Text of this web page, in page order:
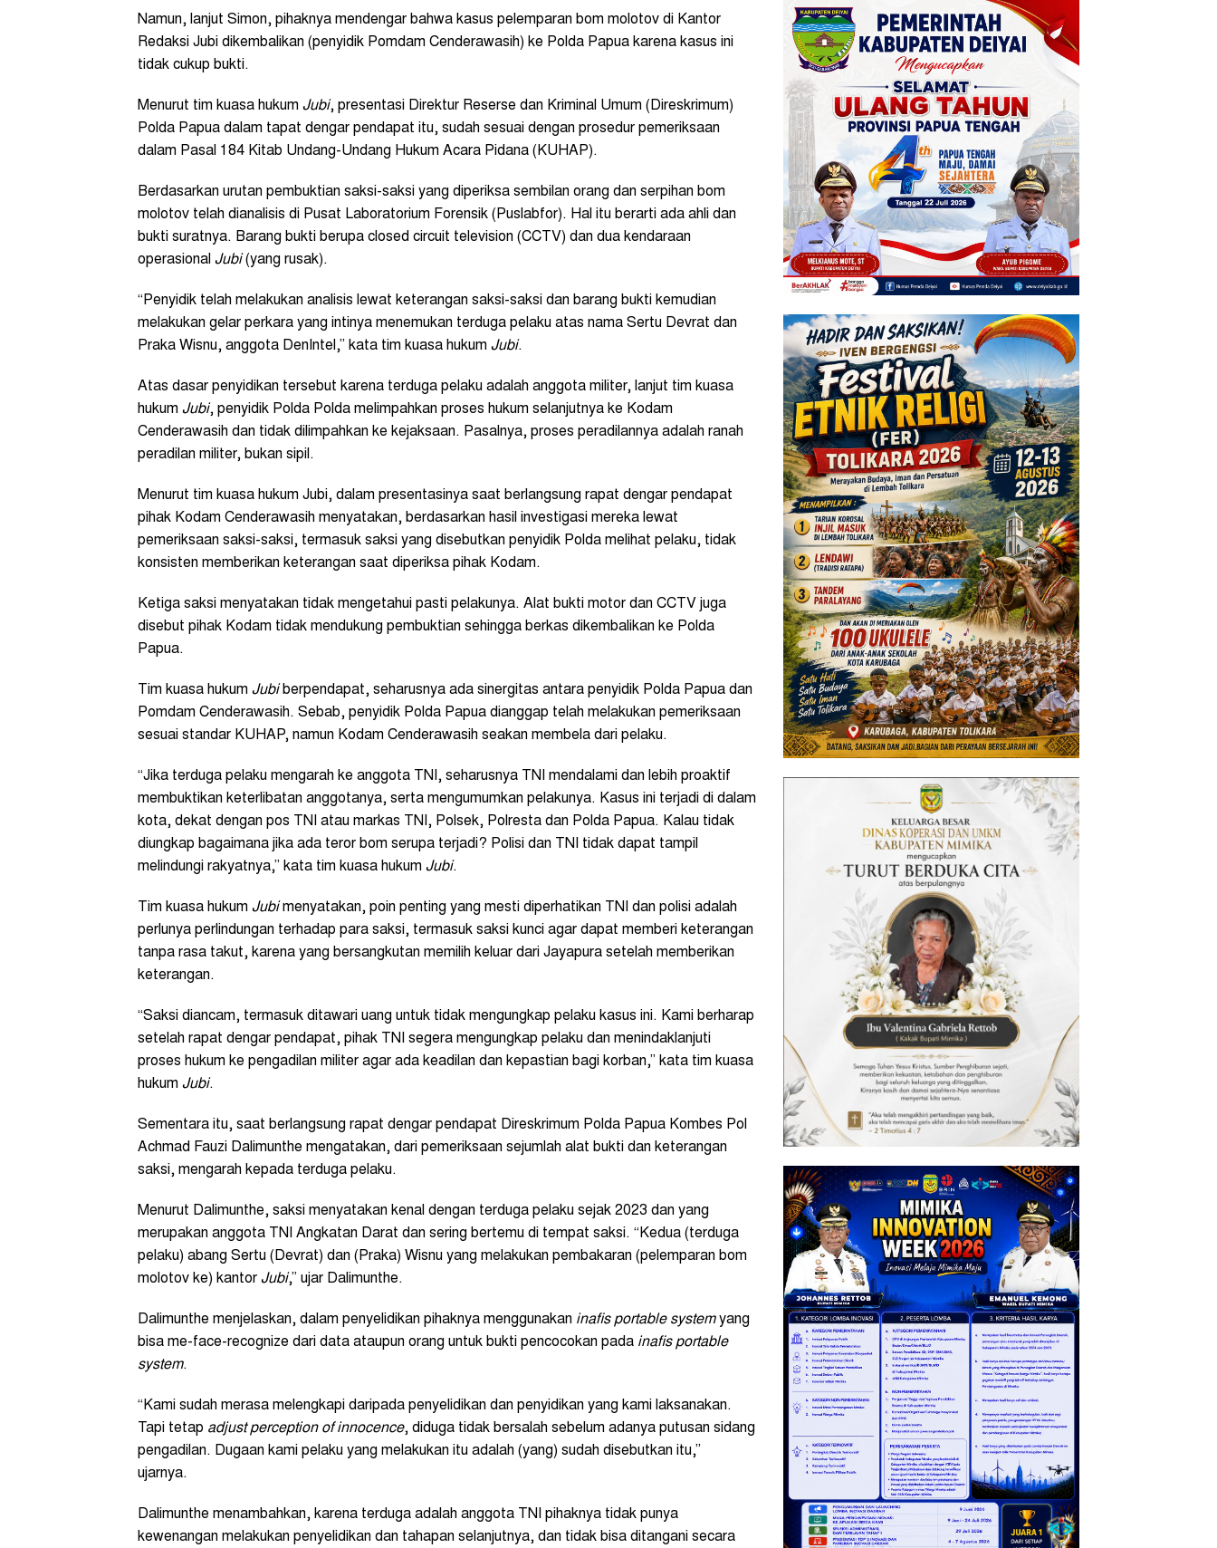
Namun, lanjut Simon, pihaknya mendengar bahwa kasus pelemparan bom molotov di Kantor
Redaksi Jubi dikembalikan (penyidik Pomdam Cenderawasih) ke Polda Papua karena kasus ini
tidak cukup bukti.
Menurut tim kuasa hukum Jubi, presentasi Direktur Reserse dan Kriminal Umum (Direskrimum)
Polda Papua dalam tapat dengar pendapat itu, sudah sesuai dengan prosedur pemeriksaan
dalam Pasal 184 Kitab Undang-Undang Hukum Acara Pidana (KUHAP).
Berdasarkan urutan pembuktian saksi-saksi yang diperiksa sembilan orang dan serpihan bom
molotov telah dianalisis di Pusat Laboratorium Forensik (Puslabfor). Hal itu berarti ada ahli dan
bukti suratnya. Barang bukti berupa closed circuit television (CCTV) dan dua kendaraan
operasional Jubi(yang rusak).
“Penyidik telah melakukan analisis lewat keterangan saksi-saksi dan barang bukti kemudian
melakukan gelar perkara yang intinya menemukan terduga pelaku atas nama Sertu Devrat dan
Praka Wisnu, anggota DenIntel,” kata tim kuasa hukum Jubi.
Atas dasar penyidikan tersebut karena terduga pelaku adalah anggota militer, lanjut tim kuasa
hukum Jubi, penyidik Polda Polda melimpahkan proses hukum selanjutnya ke Kodam
Cenderawasih dan tidak dilimpahkan ke kejaksaan. Pasalnya, proses peradilannya adalah ranah
peradilan militer, bukan sipil.
Menurut tim kuasa hukum Jubi, dalam presentasinya saat berlangsung rapat dengar pendapat
pihak Kodam Cenderawasih menyatakan, berdasarkan hasil investigasi mereka lewat
pemeriksaan saksi-saksi, termasuk saksi yang disebutkan penyidik Polda melihat pelaku, tidak
konsisten memberikan keterangan saat diperiksa pihak Kodam.
Ketiga saksi menyatakan tidak mengetahui pasti pelakunya. Alat bukti motor dan CCTV juga
disebut pihak Kodam tidak mendukung pembuktian sehingga berkas dikembalikan ke Polda
Papua.
Tim kuasa hukum Jubiberpendapat, seharusnya ada sinergitas antara penyidik Polda Papua dan
Pomdam Cenderawasih. Sebab, penyidik Polda Papua dianggap telah melakukan pemeriksaan
sesuai standar KUHAP, namun Kodam Cenderawasih seakan membela dari pelaku.
“Jika terduga pelaku mengarah ke anggota TNI, seharusnya TNI mendalami dan lebih proaktif
membuktikan keterlibatan anggotanya, serta mengumumkan pelakunya. Kasus ini terjadi di dalam
kota, dekat dengan pos TNI atau markas TNI, Polsek, Polresta dan Polda Papua. Kalau tidak
diungkap bagaimana jika ada teror bom serupa terjadi? Polisi dan TNI tidak dapat tampil
melindungi rakyatnya,” kata tim kuasa hukum Jubi.
Tim kuasa hukum Jubimenyatakan, poin penting yang mesti diperhatikan TNI dan polisi adalah
perlunya perlindungan terhadap para saksi, termasuk saksi kunci agar dapat memberi keterangan
tanpa rasa takut, karena yang bersangkutan memilih keluar dari Jayapura setelah memberikan
keterangan.
“Saksi diancam, termasuk ditawari uang untuk tidak mengungkap pelaku kasus ini. Kami berharap
setelah rapat dengar pendapat, pihak TNI segera mengungkap pelaku dan menindaklanjuti
proses hukum ke pengadilan militer agar ada keadilan dan kepastian bagi korban,” kata tim kuasa
hukum Jubi.
Sementara itu, saat berlangsung rapat dengar pendapat Direskrimum Polda Papua Kombes Pol
Achmad Fauzi Dalimunthe mengatakan, dari pemeriksaan sejumlah alat bukti dan keterangan
saksi, mengarah kepada terduga pelaku.
Menurut Dalimunthe, saksi menyatakan kenal dengan terduga pelaku sejak 2023 dan yang
merupakan anggota TNI Angkatan Darat dan sering bertemu di tempat saksi. “Kedua (terduga
pelaku) abang Sertu (Devrat) dan (Praka) Wisnu yang melakukan pembakaran (pelemparan bom
molotov ke) kantor Jubi,” ujar Dalimunthe.
Dalimunthe menjelaskan, dalam penyelidikan pihaknya menggunakan inafis portable systemyang
bisa me-face-recognize dari data ataupun orang untuk bukti pencocokan pada inafis portable
system.
“Kami sudah merasa melengkapi daripada penyelidikan dan penyidikan yang kami laksanakan.
Tapi tetap adjust perception of innocence, diduga tidak bersalah sebelum adanya putusan sidang
pengadilan. Dugaan kami pelaku yang melakukan itu adalah (yang) sudah disebutkan itu,”
ujarnya.
Dalimunthe menambahkan, karena terduga adalah anggota TNI pihaknya tidak punya
kewenangan melakukan penyelidikan dan tahapan selanjutnya, dan tidak bisa ditangani secara